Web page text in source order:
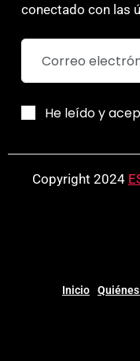
conectado con las
He leído y
Copyright 2024
Inicio